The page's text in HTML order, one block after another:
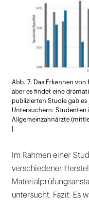
Abb. 7: Das Erkennen
aber es findet eine
publizierten Studie gab
Untersuchern: Studenten
Allgemeinzahnärzte
Im Rahmen einer
verschiedener
untersucht. Fazit: Es